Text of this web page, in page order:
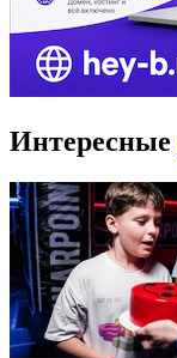
Интересные